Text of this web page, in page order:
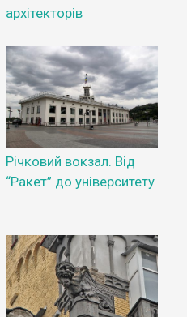
архітекторів
Річковий вокзал. Від
“Ракет” до університету